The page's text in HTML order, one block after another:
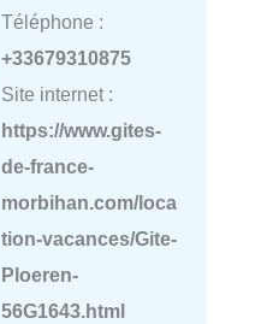
Téléphone :
+33679310875
Site internet :
https://www.gites-
de-france-
morbihan.com/loca
tion-vacances/Gite-
Ploeren-
56G1643.html